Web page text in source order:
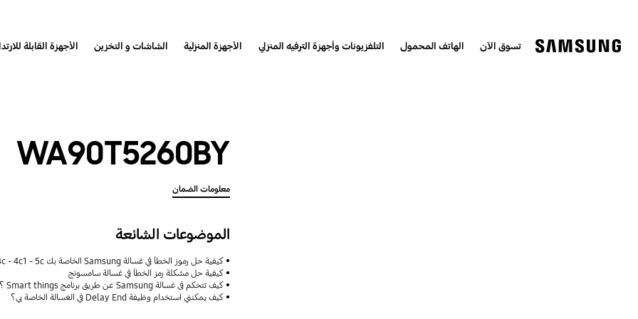
تسوق الآن الهاتف المحمول التلفزيونات وأجهزة الترفيه المنزلي الأجهزة المنزلية الشاشات و التخزين الأجهزة القابلة
WA90T5260BY
معلومات الضمان
الموضوعات الشائعة
كيفية حل رموز الخطأ في غسالة Samsung الخاصة بك 4e - 4c - 4c1 - 5c ؟
كيفية حل مشكلة رمز الخطأ في غسالة سامسونج
كيف تتحكم فى غسالة Samsung عن طريق برنامج Smart things ؟
كيف يمكنني استخدام وظيفة Delay End في الغسالة الخاصة بي؟